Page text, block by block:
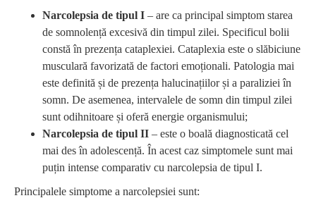
Narcolepsia de tipul I – are ca principal simptom starea
de somnolență excesivă din timpul zilei. Specificul bolii
constă în prezența cataplexiei. Cataplexia este o slăbiciune
musculară favorizată de factori emoționali. Patologia mai
este definită și de prezența halucinațiilor și a paraliziei în
somn. De asemenea, intervalele de somn din timpul zilei
sunt odihnitoare și oferă energie organismului;
Narcolepsia de tipul II – este o boală diagnosticată cel
mai des în adolescență. În acest caz simptomele sunt mai
puțin intense comparativ cu narcolepsia de tipul I.
Principalele simptome a narcolepsiei sunt: